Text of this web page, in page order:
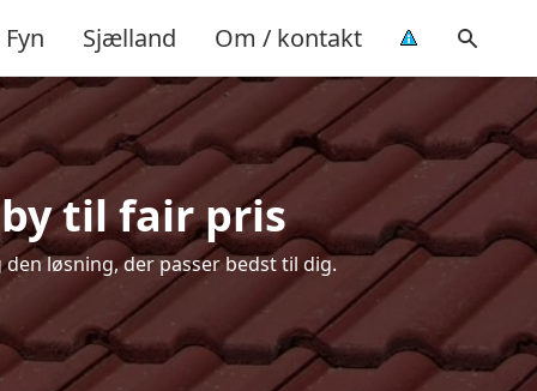
Fyn Sjælland Om / kontakt
til fair pris
løsning, der passer bedst til dig.